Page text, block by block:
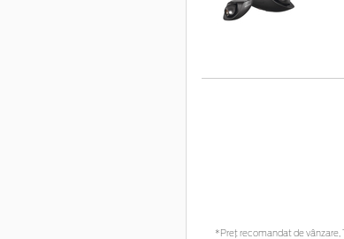
*Preţ recomandat de vânzare,